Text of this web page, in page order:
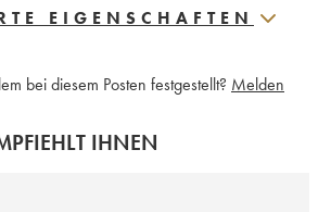
EIGENSCHAFTEN
bei diesem Posten festgestellt? Melden
IHNEN